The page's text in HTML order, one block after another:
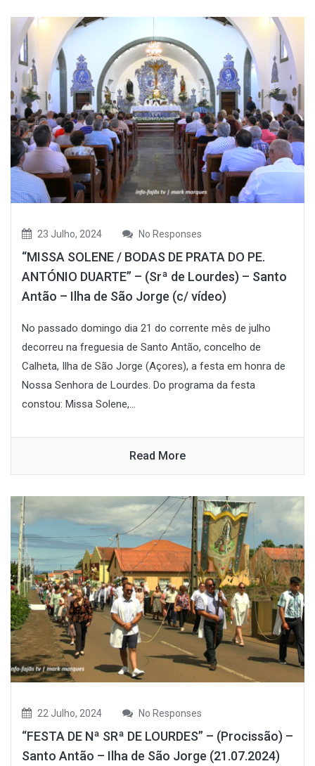
23 Julho, 2024 No Responses
“MISSA SOLENE / BODAS DE PRATA DO PE.
ANTÓNIO DUARTE” – (Srª de Lourdes) – Santo
Antão – Ilha de São Jorge (c/ vídeo)
No passado domingo dia 21 do corrente mês de julho
decorreu na freguesia de Santo Antão, concelho de
Calheta, Ilha de São Jorge (Açores), a festa em honra de
Nossa Senhora de Lourdes. Do programa da festa
constou: Missa Solene,...
Read More
22 Julho, 2024 No Responses
“FESTA DE Nª SRª DE LOURDES” – (Procissão) –
Santo Antão – Ilha de São Jorge (21.07.2024)